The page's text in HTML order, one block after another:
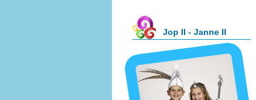
Jop II - Janne II